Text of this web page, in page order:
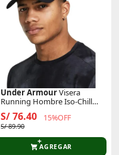
Under ArmourVisera
Running Hombre Iso-Chill
Launch
S/ 76.40 15%OFF
S/ 89.90
AGREGAR